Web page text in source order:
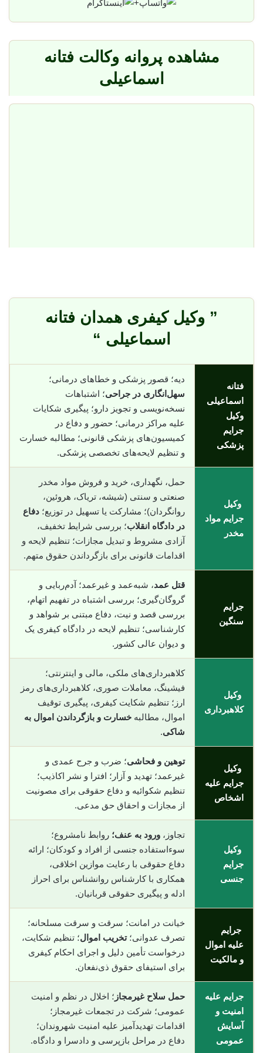
+
مشاهده پروانه وکالت فتانه
اسماعیلی
” وکیل کیفری همدان فتانه
اسماعیلی “
فتانه
اسماعیلی
وکیل
جرایم
پزشکی
دیه؛ قصور پزشکی و خطاهای درمانی؛
سهل‌انگاری در جراحی؛ اشتباهات
نسخه‌نویسی و تجویز دارو؛ پیگیری شکایات
علیه مراکز درمانی؛ حضور و دفاع در
کمیسیون‌های پزشکی قانونی؛ مطالبه خسارت
و تنظیم لایحه‌های تخصصی پزشکی.
وکیل
جرایم مواد
مخدر
حمل، نگهداری، خرید و فروش مواد مخدر
صنعتی و سنتی (شیشه، تریاک، هروئین،
روانگردان)؛ مشارکت یا تسهیل در توزیع؛ دفاع
در دادگاه انقلاب؛ بررسی شرایط تخفیف،
آزادی مشروط و تبدیل مجازات؛ تنظیم لایحه و
اقدامات قانونی برای بازگرداندن حقوق متهم.
جرایم
سنگین
قتل عمد، شبه‌عمد و غیرعمد؛ آدم‌ربایی و
گروگان‌گیری؛ بررسی اشتباه در تفهیم اتهام،
بررسی قصد و نیت، دفاع مبتنی بر شواهد و
کارشناسی؛ تنظیم لایحه در دادگاه کیفری یک
و دیوان عالی کشور.
وکیل
کلاهبرداری
کلاهبرداری‌های ملکی، مالی و اینترنتی؛
فیشینگ، معاملات صوری، کلاهبرداری‌های رمز
ارز؛ تنظیم شکایت کیفری، پیگیری توقیف
اموال، مطالبه خسارت و بازگرداندن اموال به
شاکی.
وکیل
جرایم علیه
اشخاص
توهین و فحاشی؛ ضرب و جرح عمدی و
غیرعمد؛ تهدید و آزار؛ افترا و نشر اکاذیب؛
تنظیم شکوائیه و دفاع حقوقی برای مصونیت
از مجازات و احقاق حق مدعی.
وکیل
جرایم
جنسی
تجاوز، ورود به عنف؛ روابط نامشروع؛
سوءاستفاده جنسی از افراد و کودکان؛ ارائه
دفاع حقوقی با رعایت موازین اخلاقی،
همکاری با کارشناس روانشناس برای احراز
ادله و پیگیری حقوقی قربانیان.
جرایم
علیه اموال
و مالکیت
خیانت در امانت؛ سرقت و سرقت مسلحانه؛
تصرف عدوانی؛تخریب اموال؛ تنظیم شکایت،
درخواست تأمین دلیل و اجرای احکام کیفری
برای استیفای حقوق ذی‌نفعان.
جرایم علیه
امنیت و
آسایش
عمومی
حمل سلاح غیرمجاز ؛ اخلال در نظم و امنیت
عمومی؛ شرکت در تجمعات غیرمجاز؛
اقدامات تهدیدآمیز علیه امنیت شهروندان؛
دفاع در مراحل بازپرسی و دادسرا و دادگاه.